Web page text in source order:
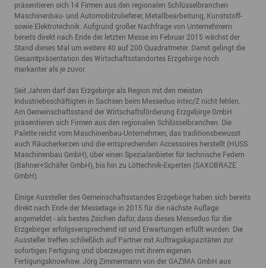
präsentieren sich 14 Firmen aus den regionalen Schlüsselbranchen
Maschinenbau- und Automobilzulieferer, Metallbearbeitung, Kunststoff-
sowie Elektrotechnik. Aufgrund großer Nachfrage von Unternehmern
bereits direkt nach Ende der letzten Messe im Februar 2015 wächst der
Stand dieses Mal um weitere 40 auf 200 Quadratmeter. Damit gelingt die
Gesamtpräsentation des Wirtschaftsstandortes Erzgebirge noch
markanter als je zuvor.
Seit Jahren darf das Erzgebirge als Region mit den meisten
Industriebeschäftigten in Sachsen beim Messeduo intec/Z nicht fehlen.
Am Gemeinschaftsstand der Wirtschaftsförderung Erzgebirge GmbH
präsentieren sich Firmen aus den regionalen Schlüsselbranchen. Die
Palette reicht vom Maschinenbau-Unternehmen, das traditionsbewusst
auch Räucherkerzen und die entsprechenden Accessoires herstellt (HUSS
Maschinenbau GmbH), über einen Spezialanbieter für technische Federn
(Bahner+Schäfer GmbH), bis hin zu Löttechnik-Experten (SAXOBRAZE
GmbH).
Einige Aussteller des Gemeinschaftsstandes Erzgebirge haben sich bereits
direkt nach Ende der Messetage in 2015 für die nächste Auflage
angemeldet - als bestes Zeichen dafür, dass dieses Messeduo für die
Erzgebirger erfolgsversprechend ist und Erwartungen erfüllt wurden. Die
Aussteller treffen schließlich auf Partner mit Auftragskapazitäten zur
sofortigen Fertigung und überzeugen mit ihrem eigenen
Fertigungsknowhow. Jörg Zimmermann von der GAZIMA GmbH aus